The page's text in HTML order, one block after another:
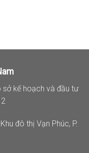
kế hoạch và đầu tư
đô thị Vạn Phúc, P.